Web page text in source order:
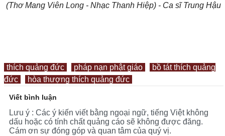
(Thơ Mang Viên Long - Nhạc Thanh Hiệp) - Ca sĩ Trung Hậu
thích quảng đức pháp nạn phật giáo
bồ tát thích quảng
đức
hòa thượng thích quảng đức
Viết bình luận
Lưu ý : Các ý kiến viết bằng ngoại ngữ, tiếng Việt không
dấu hoặc có tính chất quảng cáo sẽ không được đăng.
Cám ơn sự đóng góp và quan tâm của quý vị.